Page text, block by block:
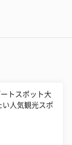
トスポット大
い人気観光スポ